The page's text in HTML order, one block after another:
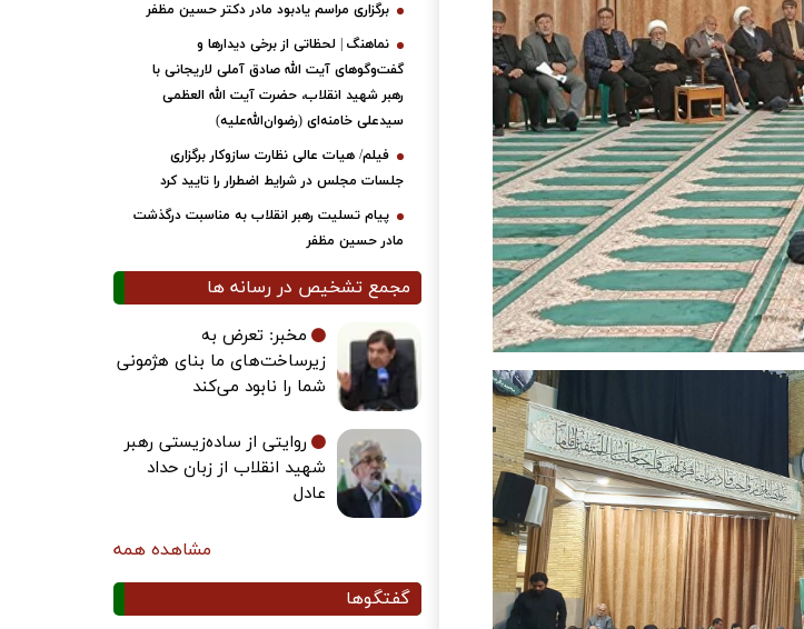
برگزاری مراسم یادبود مادر دکتر حسین مظفر
نماهنگ | لحظاتی از برخی دیدارها و
گفت‌وگوهای آیت ‌الله صادق آملی لاریجانی با
رهبر شهید انقلاب، حضرت آیت‌ الله العظمی
سیدعلی خامنه‌ای (رضوان‌الله‌علیه)
فیلم/ هیات عالی نظارت سازوکار برگزاری
جلسات مجلس در شرایط اضطرار را تایید کرد
پیام تسلیت رهبر انقلاب به مناسبت درگذشت
مادر حسین مظفر
مجمع تشخیص در رسانه ها
مخبر: تعرض به
زیرساخت‌های ما بنای هژمونی
شما را نابود می‌کند
روایتی از ساده‌زیستی رهبر
شهید انقلاب از زبان حداد
عادل
مشاهده همه
گفتگوها